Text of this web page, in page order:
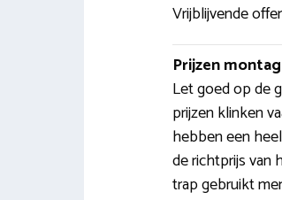
Vrijblijvende
Prijzen
Let goed op de
prijzen klinken
hebben een
de richtprijs van
trap gebruikt